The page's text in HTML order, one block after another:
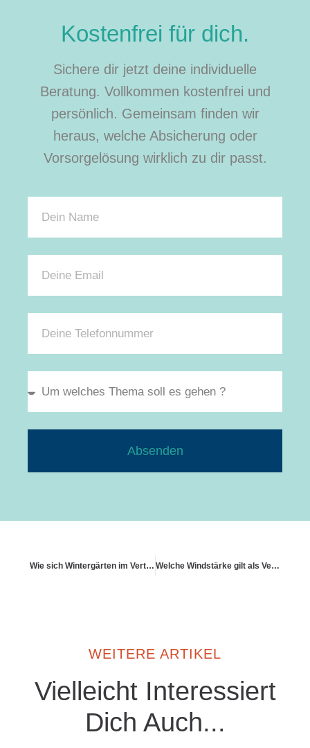
Kostenfrei für dich.
Sichere dir jetzt deine individuelle
Beratung. Vollkommen kostenfrei und
persönlich. Gemeinsam finden wir
heraus, welche Absicherung oder
Vorsorgelösung wirklich zu dir passt.
Absenden
Wie sich Wintergärten im Vertrag ergänzen lassen Welche Windstärke gilt als Versicherungsfall
WEITERE ARTIKEL
Vielleicht Interessiert
Dich Auch...